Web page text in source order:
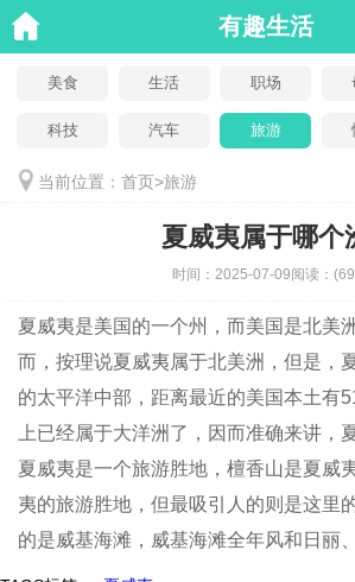
有趣生活
美食 生活 职场
科技 汽车 旅游
当前位置： 首页>旅游
夏威夷属于哪个
时间： 2025-07-09阅读：
夏威夷是美国的一个州，而美国是北美
而，按理说夏威夷属于北美洲，但是，
的太平洋中部，距离最近的美国本土有
上已经属于大洋洲了，因而准确来讲，
夏威夷是一个旅游胜地，檀香山是夏威
夷的旅游胜地，但最吸引人的则是这里
的是威基海滩，威基海滩全年风和日丽